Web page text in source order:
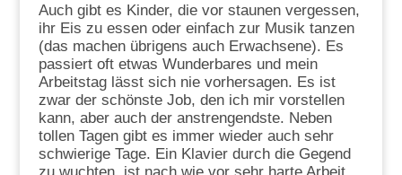
Auch gibt es Kinder, die vor staunen vergessen,
ihr Eis zu essen oder einfach zur Musik tanzen
(das machen übrigens auch Erwachsene). Es
passiert oft etwas Wunderbares und mein
Arbeitstag lässt sich nie vorhersagen. Es ist
zwar der schönste Job, den ich mir vorstellen
kann, aber auch der anstrengendste. Neben
tollen Tagen gibt es immer wieder auch sehr
schwierige Tage. Ein Klavier durch die Gegend